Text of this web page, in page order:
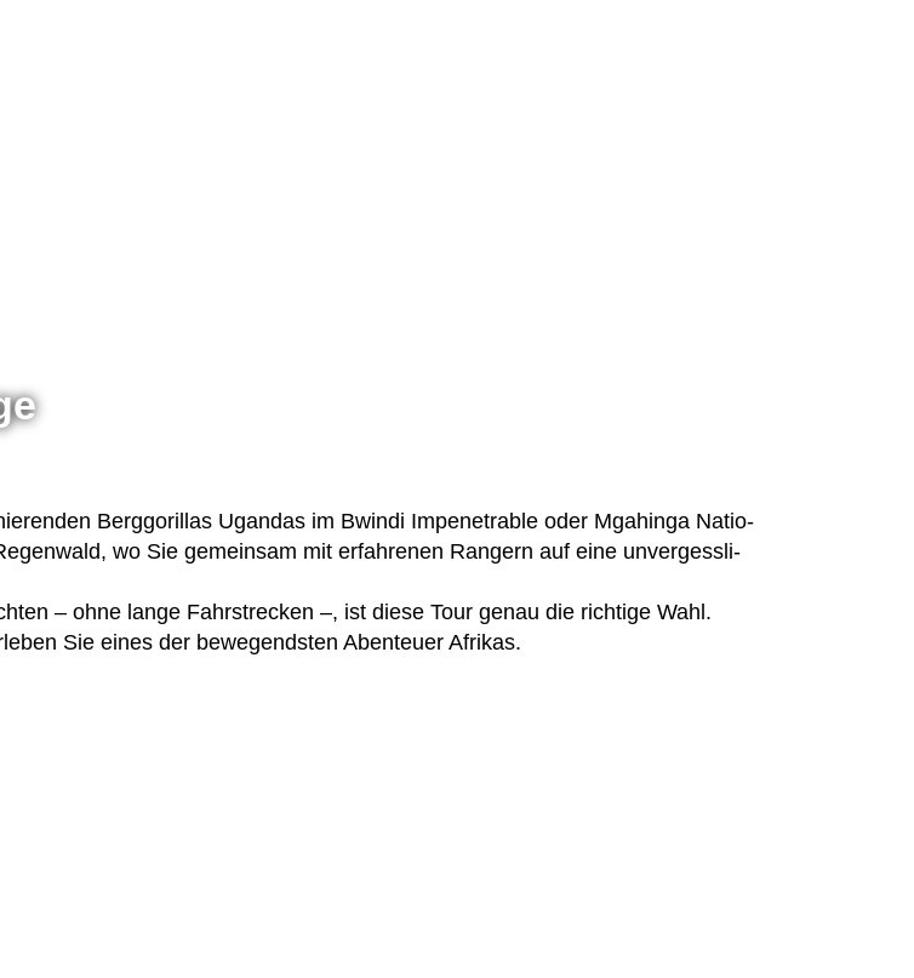
Berg­go­ril­las Ugan­das im Bwindi Impene­tra­ble oder Mga­hinga Natio­
wo Sie gemein­sam mit erfah­re­nen Ran­gern auf eine unver­gess­li­
– ohne lange Fahr­stre­cken –, ist diese Tour genau die rich­tige Wahl.
Sie eines der bewe­gends­ten Aben­teuer Afrikas.